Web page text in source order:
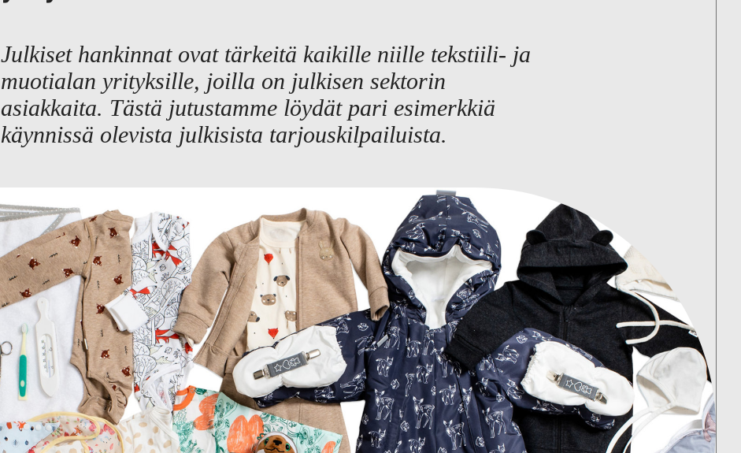
Julkiset hankinnat ovat tärkeitä kaikille niille tekstiili- ja
muotialan yrityksille, joilla on julkisen sektorin
asiakkaita. Tästä jutustamme löydät pari esimerkkiä
käynnissä olevista julkisista tarjouskilpailuista.